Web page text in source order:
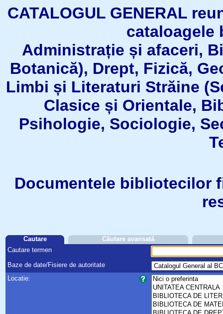
CATALOGUL GENERAL
Administrație și afaceri,
Botanică), Drept, Fizică,
Limbi și Literaturi Străine
Clasice și Orientale,
Psihologie, Sociologie,
Documentele bibliotecilor
Cautare
Căutare avansată
Cautare termen
Baze de date/Fisiere de autoritate
Locatie: